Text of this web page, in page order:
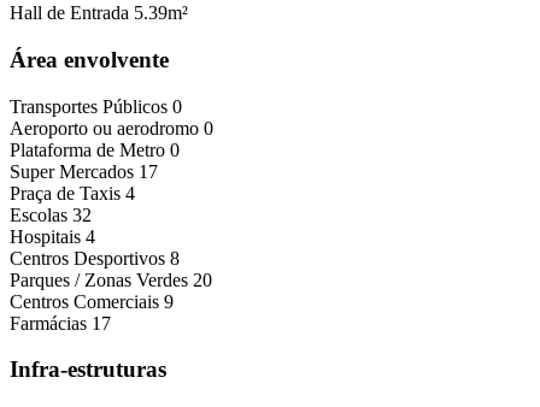
Hall de Entrada 5.39m²
Área envolvente
Transportes Públicos 0
Aeroporto ou aerodromo 0
Plataforma de Metro 0
Super Mercados 17
Praça de Taxis 4
Escolas 32
Hospitais 4
Centros Desportivos 8
Parques / Zonas Verdes 20
Centros Comerciais 9
Farmácias 17
Infra-estruturas